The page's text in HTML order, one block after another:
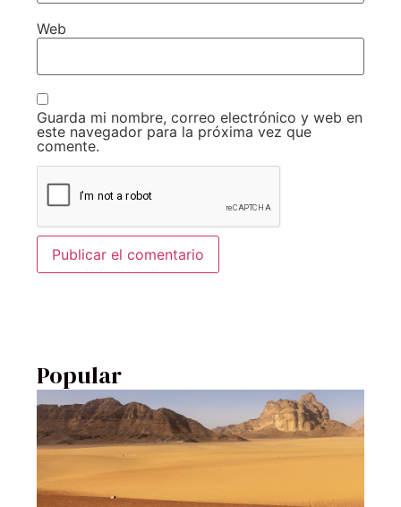
Web
Guarda mi nombre, correo electrónico y web en
este navegador para la próxima vez que
comente.
Popular